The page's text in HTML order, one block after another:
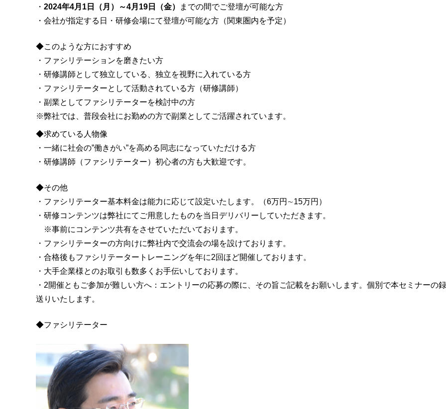
・ 2024年4月1日（月）～4月19日（金）
までの間でご登壇が可能な方
・会社が指定する日・研修会場にて登壇が可能な方（関東圏内を予定）
◆このような方におすすめ
・ファシリテーションを磨きたい方
・研修講師として独立している、独立を視野に入れている方
・ファシリテーターとして活動されている方（研修講師）
・副業としてファシリテーターを検討中の方
※弊社では、普段会社にお勤めの方で副業としてご活躍されています。
◆求めている人物像
・一緒に社会の”働きがい”を高める同志になっていただける方
・研修講師（ファシリテーター）初心者の方も大歓迎です。
◆その他
・ファシリテーター基本料金は能力に応じて設定いたします。（6万円∼15万円）
・研修コンテンツは弊社にてご用意したものを当日デリバリーしていただきます。
※事前にコンテンツ共有をさせていただいております。
・ファシリテーターの方向けに弊社内で交流会の場を設けております。
・合格後もファシリテータートレーニングを年に2回ほど開催しております。
・大手企業様とのお取引も数多くお手伝いしております。
・2開催ともご参加が難しい方へ：エントリーの応募の際に、その旨ご記載をお願いします。個別で本セミナーの
送りいたします。
◆ファシリテーター